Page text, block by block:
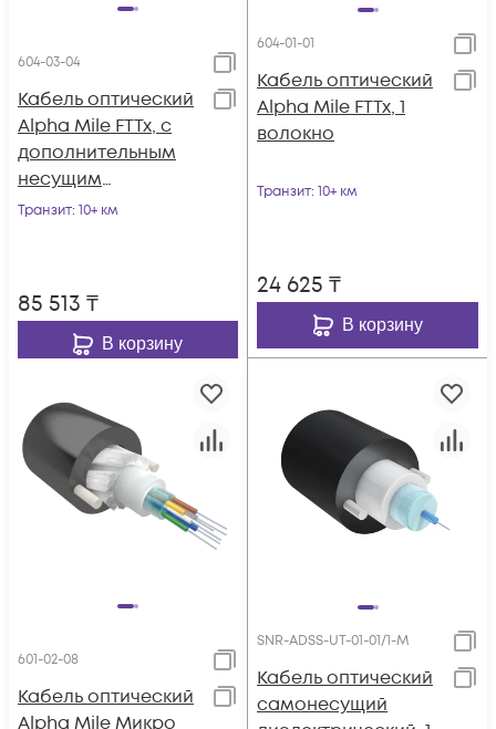
604-03-04
Кабель оптический
Alpha Mile FTTx, с
дополнительным
несущим
элементом
Транзит: 10+ км
85 513 ₸
В корзину
604-01-01
Кабель оптический
Alpha Mile FTTx, 1
волокно
Транзит: 10+ км
24 625 ₸
В корзину
601-02-08
Кабель оптический
Alpha Mile Микро
SNR-ADSS-UT-01-01/1-M
Кабель оптический
самонесущий